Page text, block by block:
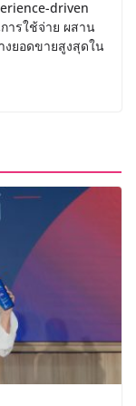
driven
ารใช้จ่าย ผสาน
งยอดขายสูงสุดใน